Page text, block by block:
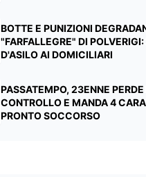
BOTTE E PUNIZIONI
"FARFALLEGRE" DI
D'ASILO AI DOMICILIARI
PASSATEMPO, 23ENNE PERDE
CONTROLLO E MANDA 4
PRONTO SOCCORSO